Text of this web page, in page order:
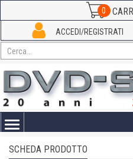
0
ACCEDI/REGISTRATI
Toggle
SCHEDA PRODOTTO